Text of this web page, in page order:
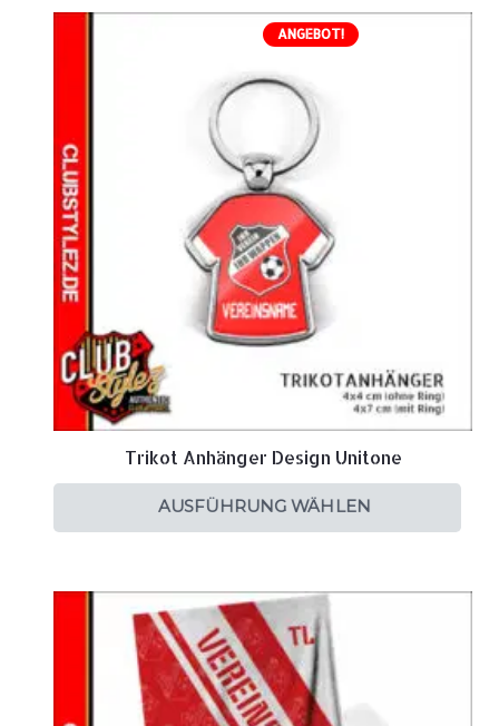
ANGEBOT!
Trikot Anhänger Design Unitone
AUSFÜHRUNG WÄHLEN